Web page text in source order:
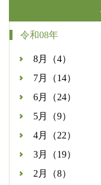
令和08年
8月（4）
7月（14）
6月（24）
5月（9）
4月（22）
3月（19）
2月（8）